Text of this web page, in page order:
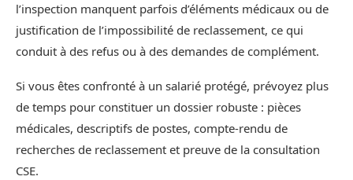
l’inspection manquent parfois d’éléments médicaux ou de
justification de l’impossibilité de reclassement, ce qui
conduit à des refus ou à des demandes de complément.
Si vous êtes confronté à un salarié protégé, prévoyez plus
de temps pour constituer un dossier robuste : pièces
médicales, descriptifs de postes, compte‑rendu de
recherches de reclassement et preuve de la consultation
CSE.